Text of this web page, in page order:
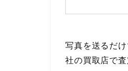
写真を送るだ
社の買取店で